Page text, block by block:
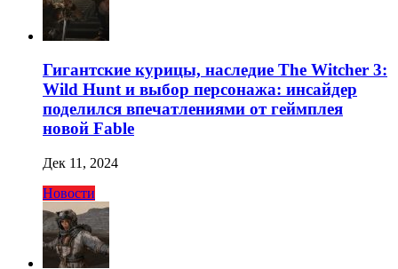
Гигантские курицы, наследие The Witcher 3:
Wild Hunt и выбор персонажа: инсайдер
поделился впечатлениями от геймплея
новой Fable
Дек 11, 2024
Новости